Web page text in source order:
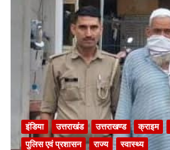
इंडिया उत्तराखंड उत्तराखण्ड क्राइम
पुलिस एवं प्रशासन
राज्य स्वास्थ्य